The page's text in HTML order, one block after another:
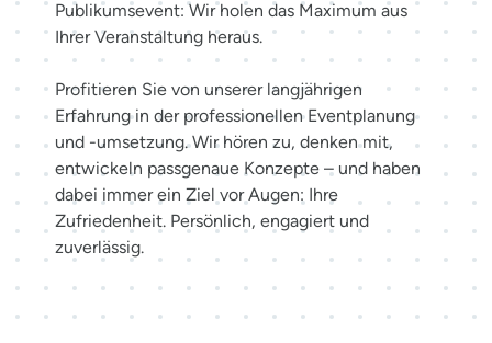
Publikumsevent: Wir holen das Maximum aus
Ihrer Veranstaltung heraus.
Profitieren Sie von unserer langjährigen
Erfahrung in der professionellen Eventplanung
und -umsetzung. Wir hören zu, denken mit,
entwickeln passgenaue Konzepte – und haben
dabei immer ein Ziel vor Augen: Ihre
Zufriedenheit. Persönlich, engagiert und
zuverlässig.